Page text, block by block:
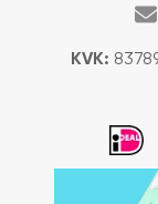
KVK: